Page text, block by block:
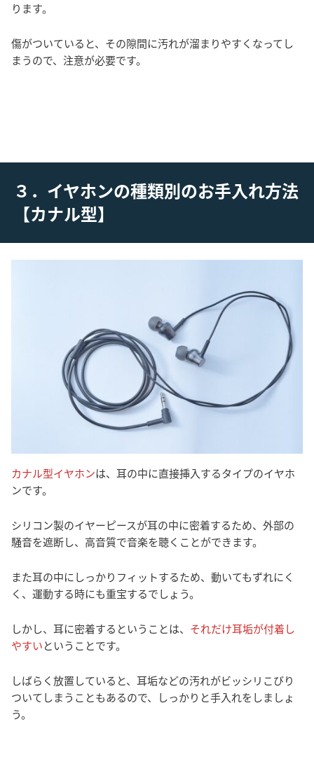
ります。
傷がついていると、その隙間に汚れが溜まりやすくなってし
まうので、注意が必要です。
３．イヤホンの種類別のお手入れ方法
【カナル型】
カナル型イヤホンは、耳の中に直接挿入するタイプのイヤホ
ンです。
シリコン製のイヤーピースが耳の中に密着するため、外部の
騒音を遮断し、高音質で音楽を聴くことができます。
また耳の中にしっかりフィットするため、動いてもずれにく
く、運動する時にも重宝するでしょう。
しかし、耳に密着するということは、 それだけ耳垢が付着し
やすいということです。
しばらく放置していると、耳垢などの汚れがビッシリこびり
ついてしまうこともあるので、しっかりと手入れをしましょ
う。